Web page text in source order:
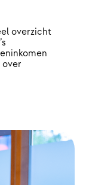
overzicht
over